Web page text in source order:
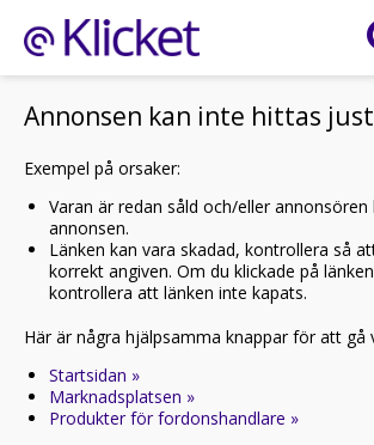
Annonsen kan inte hittas
Exempel på orsaker:
Varan är redan såld och/eller
annonsen.
Länken kan vara skadad, kontrollera så
korrekt angiven. Om du klickade på
kontrollera att länken inte kapats.
Här är några hjälpsamma knappar för att gå
Startsidan »
Marknadsplatsen »
Produkter för fordonshandlare »